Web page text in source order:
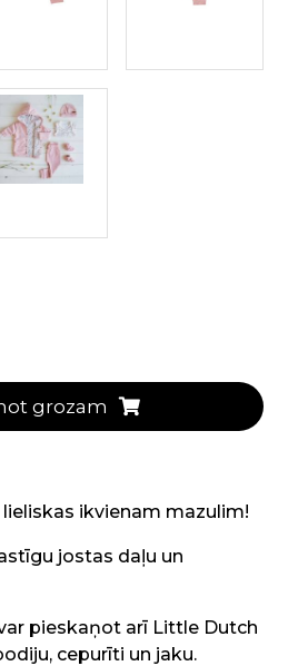
grozam
ikvienam mazulim!
jostas daļu un
pieskaņot arī Little Dutch
cepurīti un jaku.